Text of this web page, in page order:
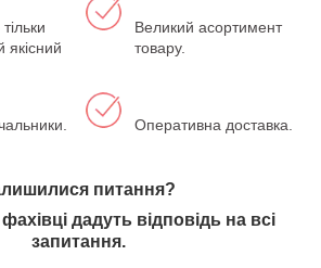
якісний
Великий асортимент
товару.
Оперативна доставка.
питання?
фахівці дадуть відповідь на всі
запитання.